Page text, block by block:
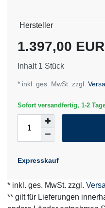
Technisches
Wert
Hersteller
1.397,00 EUR
Inhalt 1 Stück
* inkl. ges. MwSt. zzgl.
Sofort versandfertig, 1-2
Expresskauf
* inkl. ges. MwSt. zzgl.
** gilt für Lieferungen